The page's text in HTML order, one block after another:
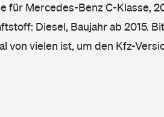
für Mercedes-Benz C-Klasse,
Diesel, Baujahr ab 2015.
von vielen ist, um den Kfz-